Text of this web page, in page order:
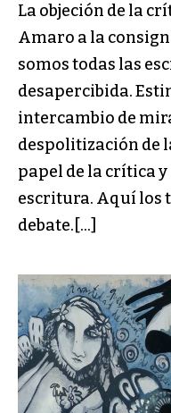
La objeción de la
Amaro a la
somos todas las
desapercibida.
intercambio de
despolitización de
papel de la crítica
escritura. Aquí los
debate.[…]